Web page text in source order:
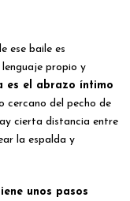
ese baile es
propio y
es el abrazo íntimo
cercano del pecho de
cierta distancia entre
la espalda y
unos pasos